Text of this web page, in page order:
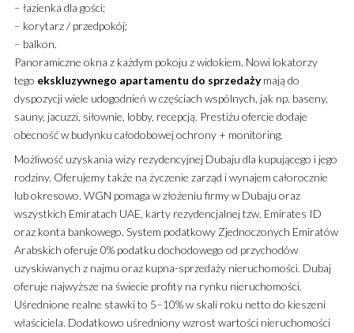
– łazienka dla gości;
– korytarz / przedpokój;
– balkon.
Panoramiczne okna z każdym pokoju z widokiem. Nowi lokatorzy
tego ekskluzywnego apartamentu do sprzedażymają do
dyspozycji wiele udogodnień w częściach wspólnych, jak np. baseny,
sauny, jacuzzi, siłownie, lobby, recepcją. Prestiżu ofercie dodaje
obecność w budynku całodobowej ochrony + monitoring.
Możliwość uzyskania wizy rezydencyjnej Dubaju dla kupującego i jego
rodziny. Oferujemy także na życzenie zarząd i wynajem całorocznie
lub okresowo. WGN pomaga w złożeniu firmy w Dubaju oraz
wszystkich Emiratach UAE, karty rezydencjalnej tzw. Emirates ID
oraz konta bankowego. System podatkowy Zjednoczonych Emiratów
Arabskich oferuje 0% podatku dochodowego od przychodów
uzyskiwanych z najmu oraz kupna-sprzedaży nieruchomości. Dubaj
oferuje najwyższe na świecie profity na rynku nieruchomości.
Uśrednione realne stawki to 5–10% w skali roku netto do kieszeni
właściciela. Dodatkowo uśredniony wzrost wartości nieruchomości